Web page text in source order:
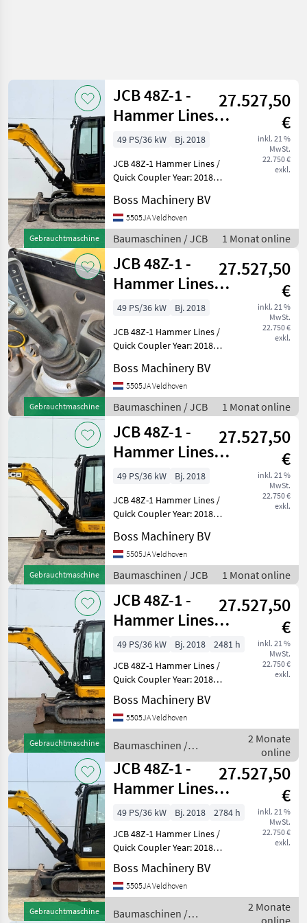
Gebrauchtmaschine
JCB 48Z-1 -
Hammer Lines /
Quick Coupler
27.527,50
€
inkl. 21 %
MwSt.
22.750 €
exkl.
49 PS/36 kW
Bj. 2018
JCB 48Z-1 Hammer Lines /
Quick Coupler Year: 2018
BM006867 Hours: 2.384
Type 48Z-1 Location
Veldhoven, Netherlands
Certificate: CE Available at B
Boss Machinery BV
5505JA Veldhoven
Baumaschinen / JCB 1 Monat online
Gebrauchtmaschine
JCB 48Z-1 -
Hammer Lines /
Quick Coupler
27.527,50
€
inkl. 21 %
MwSt.
22.750 €
exkl.
49 PS/36 kW
Bj. 2018
JCB 48Z-1 Hammer Lines /
Quick Coupler Year: 2018
BM006870 Hours: 2.703
Type 48Z-1 Location
Veldhoven, Netherlands
Certificate: CE Available at B
Boss Machinery BV
5505JA Veldhoven
Baumaschinen / JCB 1 Monat online
Gebrauchtmaschine
JCB 48Z-1 -
Hammer Lines /
Quick Coupler
27.527,50
€
inkl. 21 %
MwSt.
22.750 €
exkl.
49 PS/36 kW
Bj. 2018
JCB 48Z-1 Hammer Lines /
Quick Coupler Year: 2018
BM006868 Hours: 1.907
Type 48Z-1 Location
Veldhoven, Netherlands
Certificate: CE Available at B
Boss Machinery BV
5505JA Veldhoven
Baumaschinen / JCB 1 Monat online
Gebrauchtmaschine
JCB 48Z-1 -
Hammer Lines /
Quick Coupler
27.527,50
€
inkl. 21 %
MwSt.
22.750 €
exkl.
49 PS/36 kW Bj. 2018
2481 h
JCB 48Z-1 Hammer Lines /
Quick Coupler Year: 2018
Reference number:
BM007584 Hours: 2.481
Type 48Z-1 Location
Certificate: CE Available at B
Boss Machinery BV
5505JA Veldhoven
Baumaschinen /
JCB
2 Monate
online
Gebrauchtmaschine
JCB 48Z-1 -
Hammer Lines /
Quick Coupler
27.527,50
€
inkl. 21 %
MwSt.
22.750 €
exkl.
49 PS/36 kW Bj. 2018
2784 h
JCB 48Z-1 Hammer Lines /
Quick Coupler Year: 2018
Reference number:
BM007587 Hours: 2.784
Type 48Z-1 Location
Certificate: CE Available at B
Boss Machinery BV
5505JA Veldhoven
Baumaschinen /
2 Monate
online